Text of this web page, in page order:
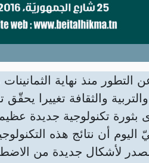
التطور منذ نهاية
والثقافة تغييرا
بثورة تكنولوجية جديدة
أن نتائج هذه
لأشكال جديدة من